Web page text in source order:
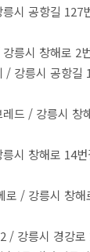
시 공항길 127
릉시 창해로 2
/ 강릉시 공항길
드 / 강릉시 창
시 창해로 14
로 / 강릉시 창
/ 강릉시 경강